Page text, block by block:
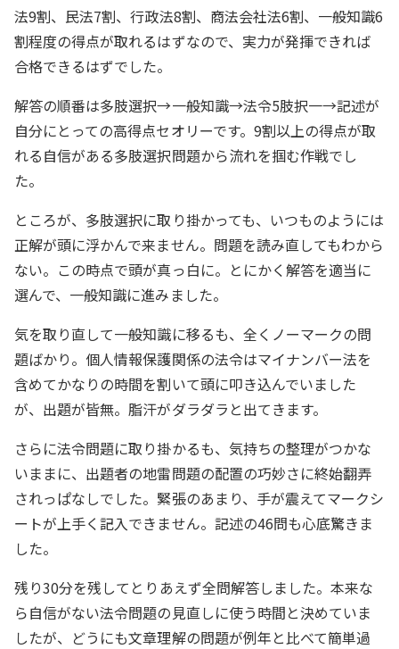
法9割、民法7割、行政法8割、商法会社法6割、一般知識6
割程度の得点が取れるはずなので、実力が発揮できれば
合格できるはずでした。
解答の順番は多肢選択→一般知識→法令5肢択一→記述が
自分にとっての高得点セオリーです。9割以上の得点が取
れる自信がある多肢選択問題から流れを掴む作戦でし
た。
ところが、多肢選択に取り掛かっても、いつものようには
正解が頭に浮かんで来ません。問題を読み直してもわから
ない。この時点で頭が真っ白に。とにかく解答を適当に
選んで、一般知識に進みました。
気を取り直して一般知識に移るも、全くノーマークの問
題ばかり。個人情報保護関係の法令はマイナンバー法を
含めてかなりの時間を割いて頭に叩き込んでいました
が、出題が皆無。脂汗がダラダラと出てきます。
さらに法令問題に取り掛かるも、気持ちの整理がつかな
いままに、出題者の地雷問題の配置の巧妙さに終始翻弄
されっぱなしでした。緊張のあまり、手が震えてマークシ
ートが上手く記入できません。記述の46問も心底驚きま
した。
残り30分を残してとりあえず全問解答しました。本来な
ら自信がない法令問題の見直しに使う時間と決めていま
したが、どうにも文章理解の問題が例年と比べて簡単過